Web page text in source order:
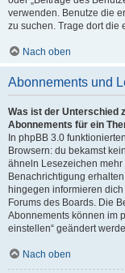
verwenden. Benutze die
zu suchen. Trage dort die
Nach oben
Abonnements und
Was ist der Unterschied
Abonnements für ein
In phpBB 3.0
Browsern: du bekamst
ähneln Lesezeichen
Benachrichtigung
hingegen informieren
Forums des Boards. Die
Abonnements können im
einstellen“ geändert
Nach oben